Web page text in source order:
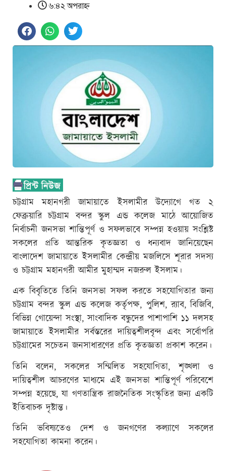
৬:৪২ অপরাহ্ণ
চট্টগ্রাম মহানগরী জামায়াতে ইসলামীর উদ্যোগে গত ২
ফেব্রুয়ারি চট্টগ্রাম বন্দর স্কুল এন্ড কলেজ মাঠে আয়োজিত
নির্বাচনী জনসভা শান্তিপূর্ণ ও সফলভাবে সম্পন্ন হওয়ায় সংশ্লিষ্ট
সকলের প্রতি আন্তরিক কৃতজ্ঞতা ও ধন্যবাদ জানিয়েছেন
বাংলাদেশ জামায়াতে ইসলামীর কেন্দ্রীয় মজলিসে শূরার সদস্য
ও চট্টগ্রাম মহানগরী আমীর মুহাম্মদ নজরুল ইসলাম।
এক বিবৃতিতে তিনি জনসভা সফল করতে সহযোগিতার জন্য
চট্টগ্রাম বন্দর স্কুল এন্ড কলেজ কর্তৃপক্ষ, পুলিশ, র‍্যাব, বিজিবি,
বিভিন্ন গোয়েন্দা সংস্থা, সাংবাদিক বন্ধুদের পাশাপাশি ১১ দলসহ
জামায়াতে ইসলামীর সর্বস্তরের দায়িত্বশীলবৃন্দ এবং সর্বোপরি
চট্টগ্রামের সচেতন জনসাধারণের প্রতি কৃতজ্ঞতা প্রকাশ করেন।
তিনি বলেন, সকলের সম্মিলিত সহযোগিতা, শৃঙ্খলা ও
দায়িত্বশীল আচরণের মাধ্যমে এই জনসভা শান্তিপূর্ণ পরিবেশে
সম্পন্ন হয়েছে, যা গণতান্ত্রিক রাজনৈতিক সংস্কৃতির জন্য একটি
ইতিবাচক দৃষ্টান্ত।
তিনি ভবিষ্যতেও দেশ ও জনগণের কল্যাণে সকলের
সহযোগিতা কামনা করেন।